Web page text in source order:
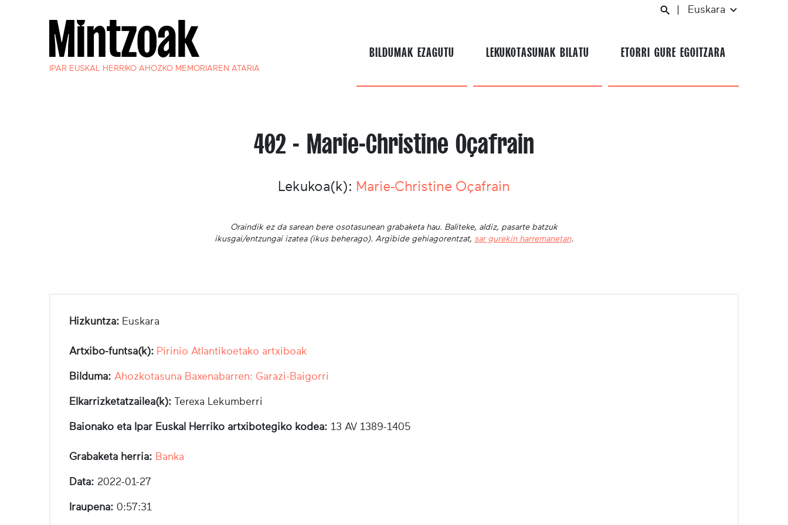
IPAR EUSKAL HERRIKO AHOZKO MEMORIAREN ATARIA
Euskara
BILDUMAK EZAGUTU LEKUKOTASUNAK BILATU ETORRI GURE EGOITZARA
402 - Marie-Christine Oçafrain
Lekukoa(k): Marie-Christine Oçafrain
Oraindik ez da sarean bere osotasunean grabaketa hau. Baliteke, aldiz, pasarte batzuk
ikusgai/entzungai izatea (ikus beherago). Argibide gehiagorentzat, sar gurekin harremanetan.
Hizkuntza: Euskara
Artxibo-funtsa(k): Pirinio Atlantikoetako artxiboak
Bilduma: Ahozkotasuna Baxenabarren: Garazi-Baigorri
Elkarrizketatzailea(k): Terexa Lekumberri
Baionako eta Ipar Euskal Herriko artxibotegiko kodea: 13 AV 1389-1405
Grabaketa herria: Banka
Data: 2022-01-27
Iraupena: 0:57:31